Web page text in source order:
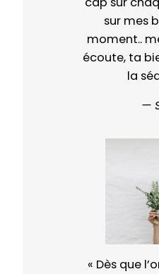
sur mes
moment..
écoute, ta
la
—
« Dès que